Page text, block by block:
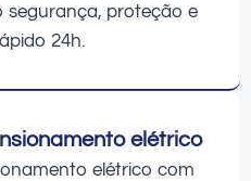
proteção e
24h.
elétrico
elétrico com